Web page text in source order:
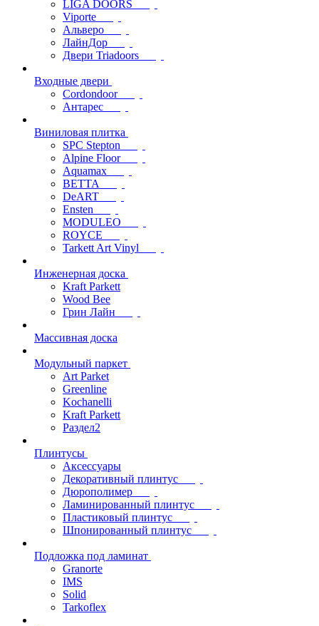
LIGA DOORS
Viporte
Альверо
ЛайнДор
Двери Triadoors
Входные двери
Cordondoor
Антарес
Виниловая плитка
SPC Stepton
Alpine Floor
Aquamax
BETTA
DeART
Ensten
MODULEO
ROYCE
Tarkett Art Vinyl
Инженерная доска
Kraft Parkett
Wood Bee
Грин Лайн
Массивная доска
Модульный паркет
Art Parket
Greenline
Kochanelli
Kraft Parkett
Раздел2
Плинтусы
Аксессуары
Декоративный плинтус
Дюрополимер
Ламинированный плинтус
Пластиковый плинтус
Шпонированный плинтус
Подложка под ламинат
Granorte
IMS
Solid
Tarkoflex